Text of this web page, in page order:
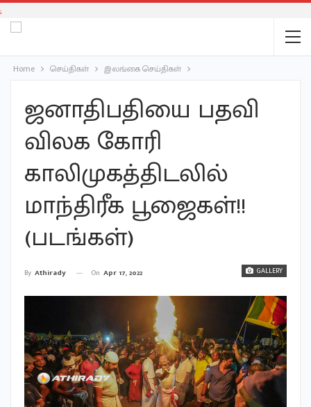
;
Home செய்திகள் இலங்கை செய்திகள்
ஜனாதிபதியை பதவி
விலக கோரி
காலிமுகத்திடலில்
மாந்திரீக பூஜைகள்!!
(படங்கள்)
GALLERY
By Athirady On Apr 17, 2022